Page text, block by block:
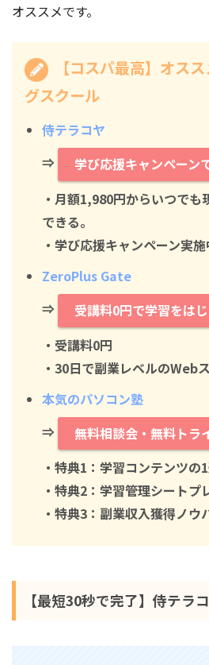
オススメです。
【コスパ最高】オス
グスクール
侍テラコヤ
⇒
学び応援キャンペーン
・月額1,980円からいつでも
できる。
・学び応援キャンペーン実
ZeroPlus Gate
⇒
受講料0円で学習をは
・ 受講料0円
・30日で副業レベルのWeb
本気のパソコン塾
⇒
無料相談会・無料トラ
・特典1：学習コンテンツの
・特典2：学習管理シートプ
・特典3：副業収入獲得ノウ
【最短30秒で完了】侍テラ